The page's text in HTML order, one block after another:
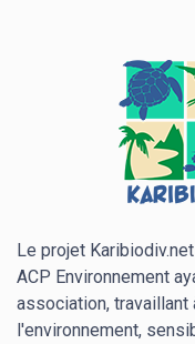
Le projet
ACP Environnement
association,
l'environnement,